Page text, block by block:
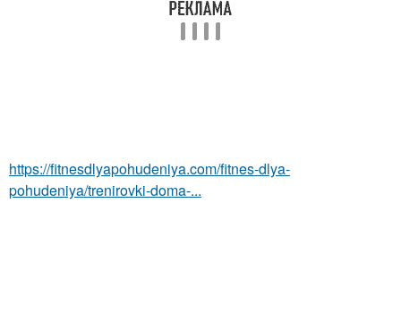
https://fitnesdlyapohudeniya.com/fitnes-dlya-
pohudeniya/trenirovki-doma-...